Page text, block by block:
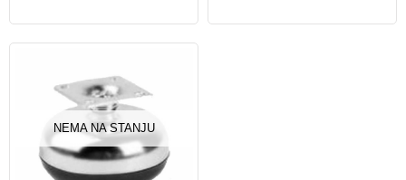
NEMA NA STANJU